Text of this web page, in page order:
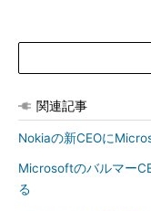
関連記事
Nokiaの新CEOに
Microsoftのバルマー
る